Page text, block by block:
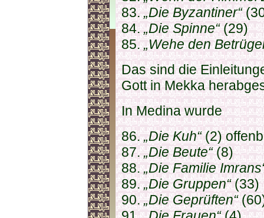
83.„Die Byzantiner“
84.„Die Spinne“(29)
85.„Wehe den
Das sind die
Gott in Mekka
In Medina wurde
86.„Die Kuh“(2)
87.„Die Beute“(8)
88.„Die Familie
89.„Die Gruppen“(33)
90.„Die Geprüften“